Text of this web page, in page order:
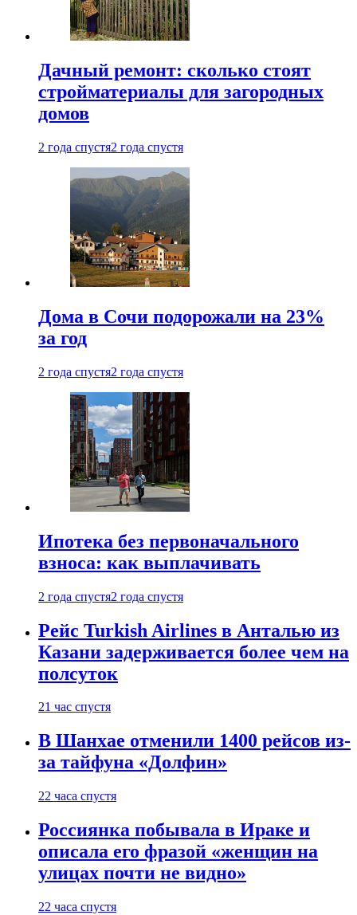
Дачный ремонт: сколько стоят
стройматериалы для загородных
домов
2 года спустя2 года спустя
Дома в Сочи подорожали на 23%
за год
2 года спустя2 года спустя
Ипотека без первоначального
взноса: как выплачивать
2 года спустя2 года спустя
Рейс Turkish Airlines в Анталью из
Казани задерживается более чем на
полсуток
21 час спустя
В Шанхае отменили 1400 рейсов из-
за тайфуна «Долфин»
22 часа спустя
Россиянка побывала в Ираке и
описала его фразой «женщин на
улицах почти не видно»
22 часа спустя